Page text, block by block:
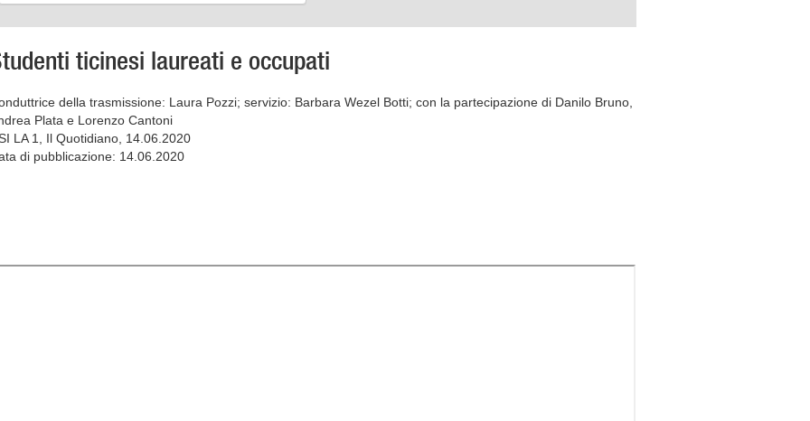
ticinesi laureati e occupati
della trasmissione: Laura Pozzi; servizio: Barbara Wezel Botti; con la partecipazione di Danilo Bruno,
Plata e Lorenzo Cantoni
LA 1, Il Quotidiano, 14.06.2020
di pubblicazione: 14.06.2020